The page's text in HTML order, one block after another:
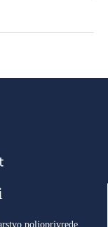
poljoprivrede,